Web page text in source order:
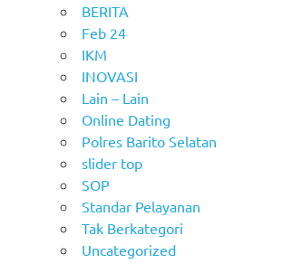
BERITA
Feb 24
IKM
INOVASI
Lain – Lain
Online Dating
Polres Barito Selatan
slider top
SOP
Standar Pelayanan
Tak Berkategori
Uncategorized